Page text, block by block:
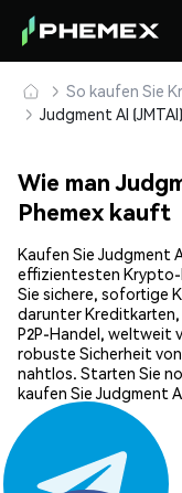
So kaufen Sie
Wie man
Phemex kauft
Kaufen Sie Judgment
effizientesten Krypto-
Sie sichere, sofortige
darunter
P2P-Handel, weltweit
robuste Sicherheit von
nahtlos. Starten Sie
kaufen Sie Judgment